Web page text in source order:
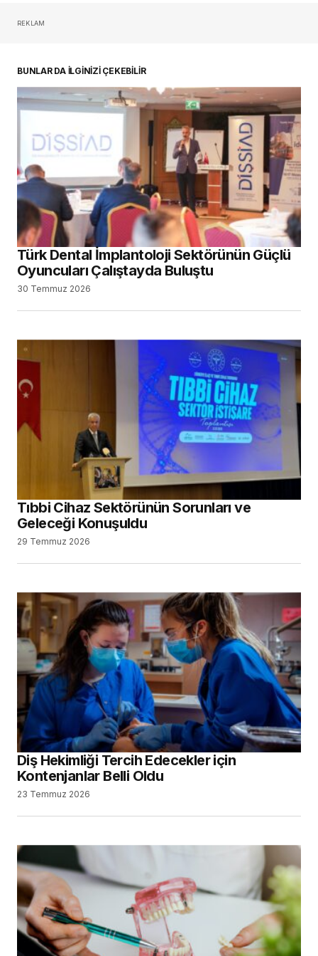
Tıbbi Cihaz Sektörünün Sorunları ve
Geleceği Konuşuldu
Diş Hekimliği Tercih Edecekler için
Kontenjanlar Belli Oldu
Dental İmplant Pazarının, 2034 Yılına Kadar
14,43 Milyar Dolara Ulaşması Bekleniyor
13 Temmuz 2026
Vesta Akademi’nin Yeni Yayın Serisinde,
Dental Markalar Konuşacak
2 Temmuz 2026